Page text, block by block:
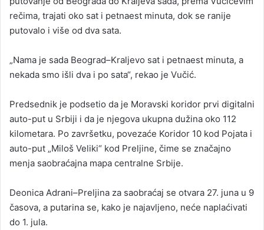
rečima, trajati oko sat i petnaest minuta, dok se ranije
putovalo i više od dva sata.
„Nama je sada Beograd–Kraljevo sat i petnaest minuta, a
nekada smo išli dva i po sata“, rekao je Vučić.
Predsednik je podsetio da je Moravski koridor prvi digitalni
auto-put u Srbiji i da je njegova ukupna dužina oko 112
kilometara. Po završetku, povezaće Koridor 10 kod Pojata i
auto-put „Miloš Veliki“ kod Preljine, čime se značajno
menja saobraćajna mapa centralne Srbije.
Deonica Adrani–Preljina za saobraćaj se otvara 27. juna u 9
časova, a putarina se, kako je najavljeno, neće naplaćivati
do 1. jula.